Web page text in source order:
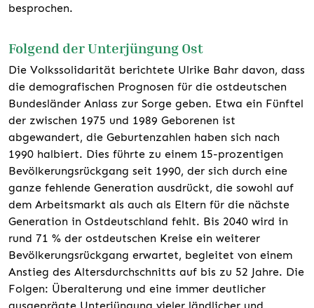
besprochen.
Folgend der Unterjüngung Ost
Die Volkssolidarität berichtete Ulrike Bahr davon, dass
die demografischen Prognosen für die ostdeutschen
Bundesländer Anlass zur Sorge geben. Etwa ein Fünftel
der zwischen 1975 und 1989 Geborenen ist
abgewandert, die Geburtenzahlen haben sich nach
1990 halbiert. Dies führte zu einem 15-prozentigen
Bevölkerungsrückgang seit 1990, der sich durch eine
ganze fehlende Generation ausdrückt, die sowohl auf
dem Arbeitsmarkt als auch als Eltern für die nächste
Generation in Ostdeutschland fehlt. Bis 2040 wird in
rund 71 % der ostdeutschen Kreise ein weiterer
Bevölkerungsrückgang erwartet, begleitet von einem
Anstieg des Altersdurchschnitts auf bis zu 52 Jahre. Die
Folgen: Überalterung und eine immer deutlicher
ausgeprägte Unterjüngung vieler ländlicher und